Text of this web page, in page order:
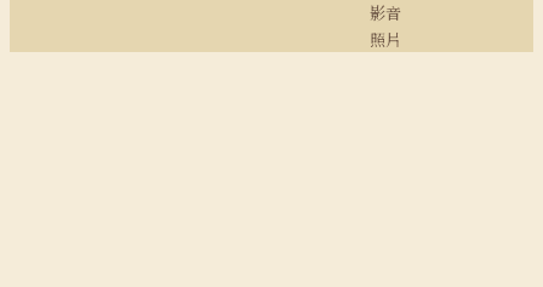
影音
照片